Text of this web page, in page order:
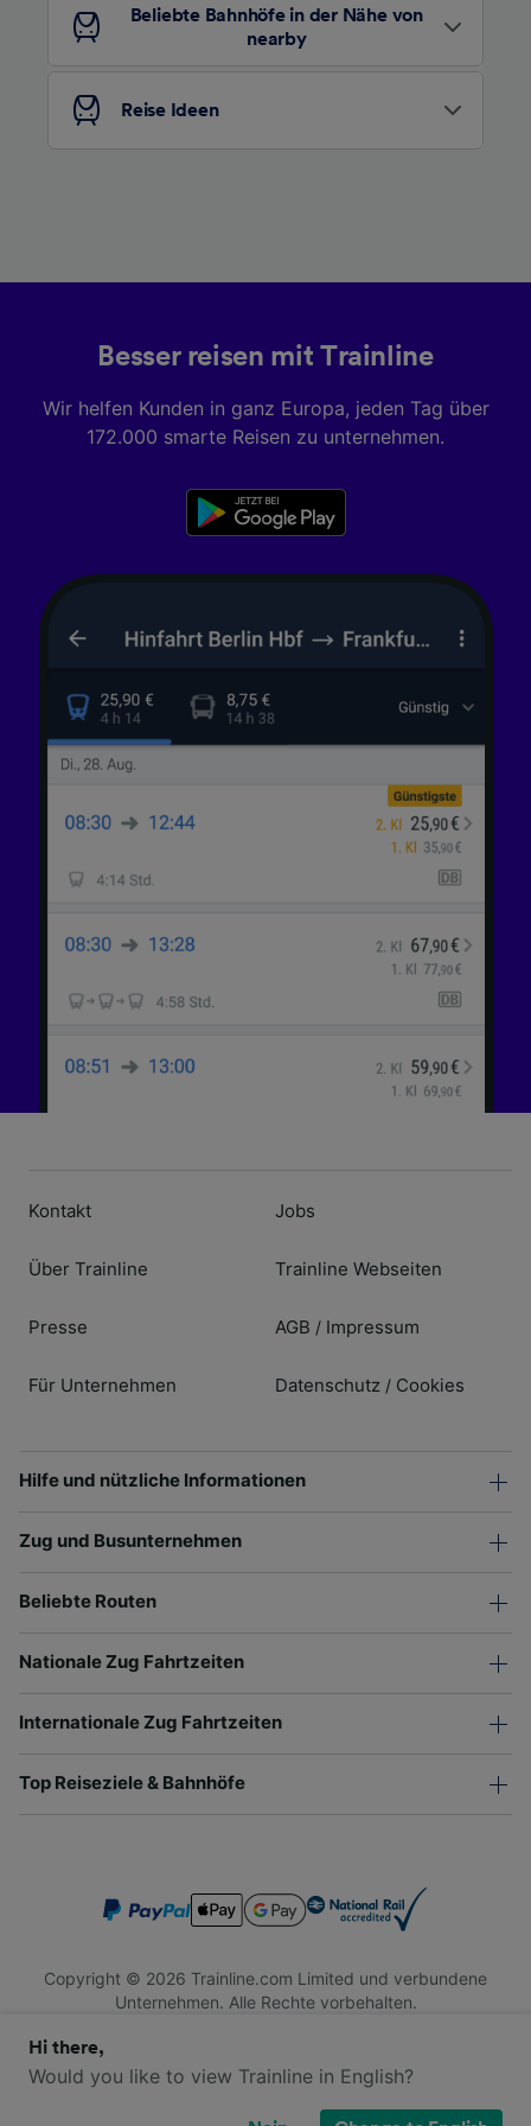
Beliebte Bahnhöfe in der Nähe von
nearby
Reise Ideen
Besser reisen mit Trainline
Wir helfen Kunden in ganz Europa, jeden Tag über
172.000 smarte Reisen zu unternehmen.
Kontakt
Über Trainline
Presse
Für Unternehmen
Jobs
Trainline Webseiten
AGB / Impressum
Datenschutz / Cookies
Hilfe und nützliche Informationen
Zug und Busunternehmen
Beliebte Routen
Nationale Zug Fahrtzeiten
Internationale Zug Fahrtzeiten
Top Reiseziele & Bahnhöfe
Copyright © 2026 Trainline.com Limited und verbundene
Unternehmen. Alle Rechte vorbehalten.
Firmennummer 3846791. Registrierte Adresse: 1 Stonecutter
St, London EC4A 4AH, United Kingdom. USt-IdNr.: 791 7261
Hi there,
Would you like to view Trainline in English?
Wir und unsere Partner verarbeiten Daten, um
Folgendes bereitzustellen:
Verwendung genauer Standortdaten.
Endgeräteeigenschaften zur Identifikation
aktiv abfragen. Speichern von oder Zugriff auf